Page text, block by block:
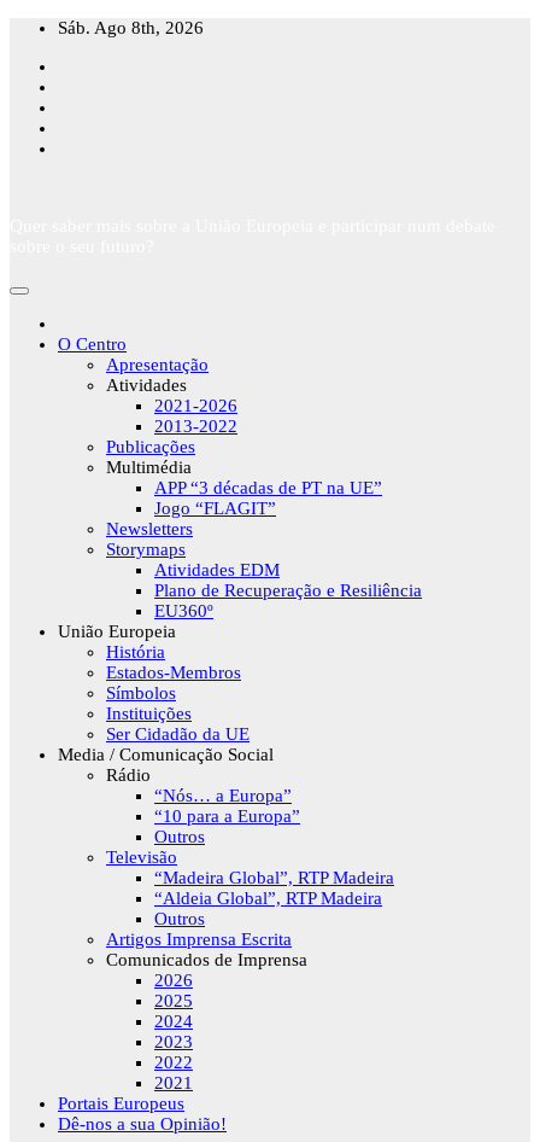
Skip
content
Sáb. Ago 8th, 2026
O Centro
Apresentação
Atividades
2021-2026
2013-2022
Publicações
Multimédia
APP “3 décadas de PT na UE”
Jogo “FLAGIT”
Newsletters
Storymaps
Atividades EDM
Plano de Recuperação e Resiliência
EU360º
União Europeia
História
Estados-Membros
Símbolos
Instituições
Ser Cidadão da UE
Media / Comunicação Social
Rádio
“Nós… a Europa”
“10 para a Europa”
Outros
Televisão
“Madeira Global”, RTP Madeira
“Aldeia Global”, RTP Madeira
Outros
Artigos Imprensa Escrita
Comunicados de Imprensa
2026
2025
2024
2023
2022
2021
Portais Europeus
Dê-nos a sua Opinião!